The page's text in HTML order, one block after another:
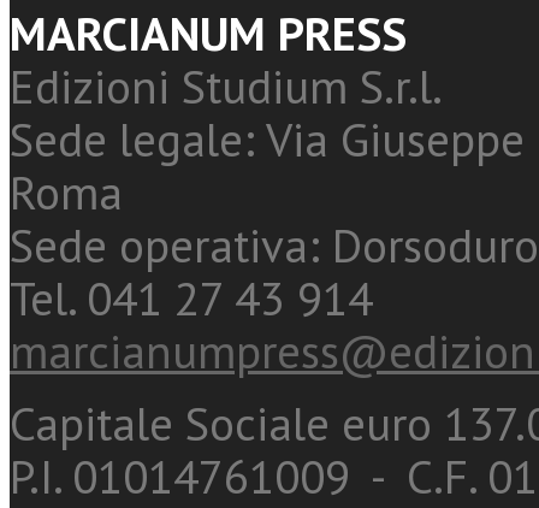
MARCIANUM PRESS
Edizioni Studium S.r.l.
Sede legale: Via
Roma
Sede operativa:
Tel. 041 27 43 914
Capitale Sociale euro
P.I. 01014761009 - C.F.